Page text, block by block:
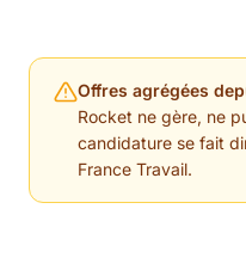
Offres agrégées
Rocket ne gère, ne
candidature se fait
France Travail.